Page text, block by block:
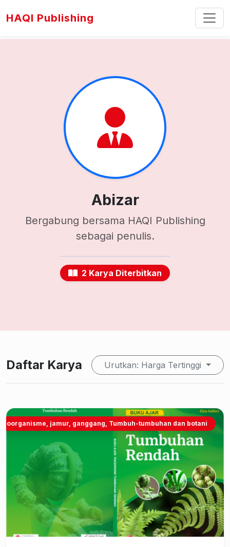
HAQI Publishing
Abizar
Bergabung bersama HAQI Publishing
sebagai penulis.
2 Karya Diterbitkan
Daftar Karya Urutkan: Harga Tertinggi
jamur, ganggang, Tumbuh-tumbuhan dan botani